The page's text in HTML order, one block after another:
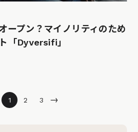
ープン？マイノリティのため
「Dyversifi」
1 2 3 →